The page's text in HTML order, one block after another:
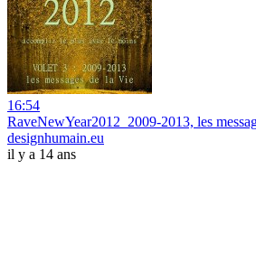
16:54
RaveNewYear2012_2009-2013, les
designhumain.eu
il y a 14 ans